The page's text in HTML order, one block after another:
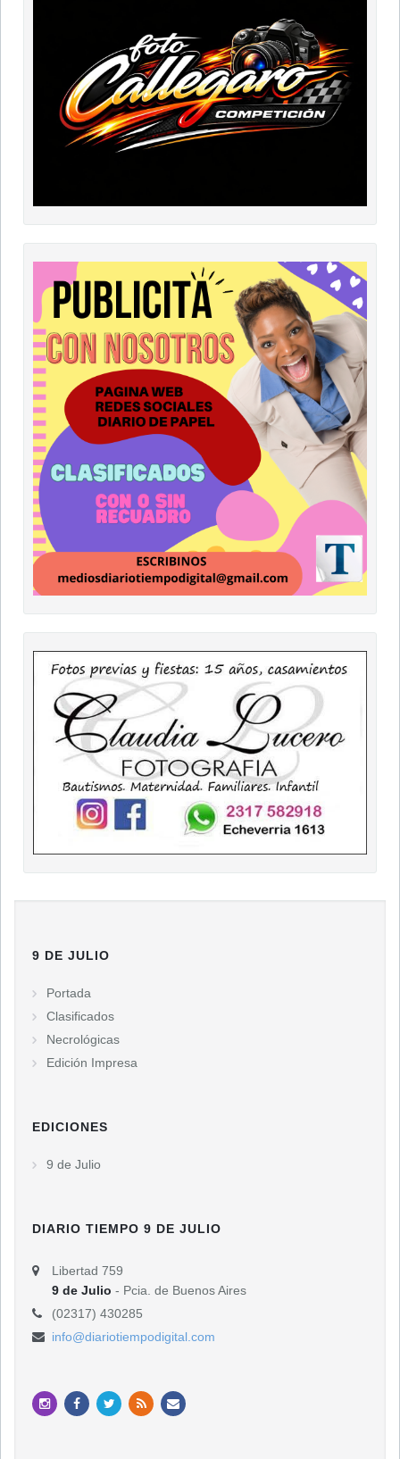
9 DE JULIO
Portada
Clasificados
Necrológicas
Edición Impresa
EDICIONES
9 de Julio
DIARIO TIEMPO 9 DE JULIO
Libertad 759
9 de Julio - Pcia. de Buenos Aires
(02317) 430285
info@diariotiempodigital.com